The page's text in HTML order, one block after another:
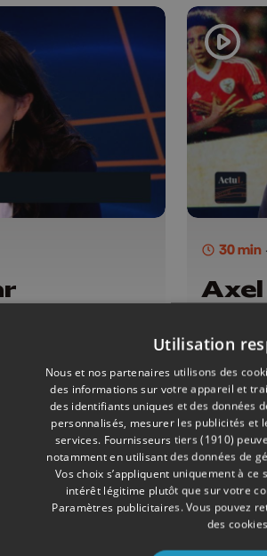
30 min
Utilisation
Nous et nos partenaires utilisons des
des informations sur votre appareil et
des identifiants uniques et des données
personnalisés, mesurer les publicités et
services. Fournisseurs tiers (1910)
notamment en utilisant des données de
Vos choix s’appliquent uniquement à
intérêt légitime plutôt que sur votre
Paramètres publicitaires. Vous pouvez
des cookies